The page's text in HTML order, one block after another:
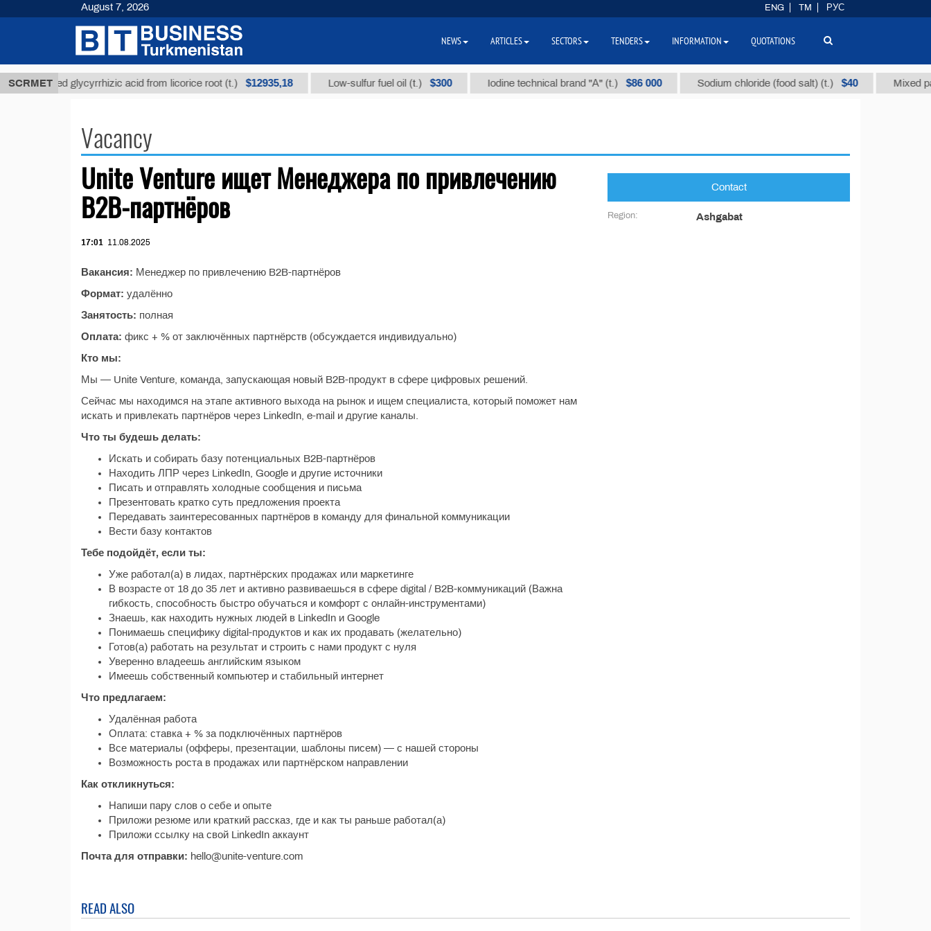
SCRMET
Unrefined glycyrrhizic acid from licorice root (t.) $12935,18 Low-sulfur fuel oil (t.) $300 Iodine technical brand "А" (t.) $86 000 Sodium chloride (food salt) (t.) $40 Mixed
Vacancy
Unite Venture ищет Менеджера по привлечению
B2B-партнёров
17:01 11.08.2025
Вакансия: Менеджер по привлечению B2B-партнёров
Формат: удалённо
Занятость: полная
Оплата: фикс + % от заключённых партнёрств (обсуждается индивидуально)
Кто мы:
Мы — Unite Venture, команда, запускающая новый B2B-продукт в сфере цифровых решений.
Сейчас мы находимся на этапе активного выхода на рынок и ищем специалиста, который поможет нам
искать и привлекать партнёров через LinkedIn, e-mail и другие каналы.
Что ты будешь делать:
Искать и собирать базу потенциальных B2B-партнёров
Находить ЛПР через LinkedIn, Google и другие источники
Писать и отправлять холодные сообщения и письма
Презентовать кратко суть предложения проекта
Передавать заинтересованных партнёров в команду для финальной коммуникации
Вести базу контактов
Тебе подойдёт, если ты:
Уже работал(а) в лидах, партнёрских продажах или маркетинге
В возрасте от 18 до 35 лет и активно развиваешься в сфере digital / B2B-коммуникаций (Важна
гибкость, способность быстро обучаться и комфорт с онлайн-инструментами)
Знаешь, как находить нужных людей в LinkedIn и Google
Понимаешь специфику digital-продуктов и как их продавать (желательно)
Готов(а) работать на результат и строить с нами продукт с нуля
Уверенно владеешь английским языком
Имеешь собственный компьютер и стабильный интернет
Что предлагаем:
Удалённая работа
Оплата: ставка + % за подключённых партнёров
Все материалы (офферы, презентации, шаблоны писем) — с нашей стороны
Возможность роста в продажах или партнёрском направлении
Как откликнуться:
Напиши пару слов о себе и опыте
Приложи резюме или краткий рассказ, где и как ты раньше работал(а)
Приложи ссылку на свой LinkedIn аккаунт
Почта для отправки: hello@unite-venture.com
Contact
Region: Ashgabat
READ ALSO
August 7, 2026 ENG TM РУС
NEWS ARTICLES SECTORS TENDERS INFORMATION QUOTATIONS